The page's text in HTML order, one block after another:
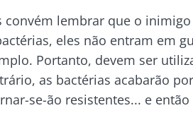
convém lembrar que o
eles não entram em
Portanto, devem ser
as bactérias acabarão
se-ão resistentes... e